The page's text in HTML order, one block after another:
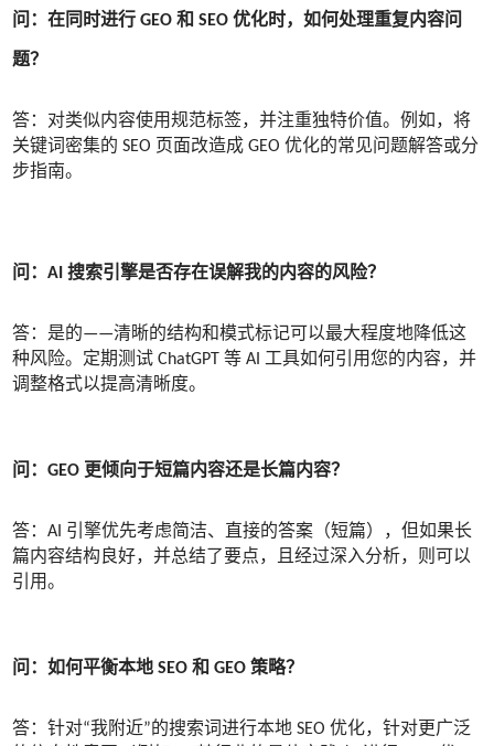
问：在同时进行 GEO 和 SEO 优化时，如何处理重复内容问
题？
答：对类似内容使用规范标签，并注重独特价值。例如，将
关键词密集的 SEO 页面改造成 GEO 优化的常见问题解答或分
步指南。
问：AI 搜索引擎是否存在误解我的内容的风险？
答：是的——清晰的结构和模式标记可以最大程度地降低这
种风险。定期测试 ChatGPT 等 AI 工具如何引用您的内容，并
调整格式以提高清晰度。
问：GEO 更倾向于短篇内容还是长篇内容？
答：AI 引擎优先考虑简洁、直接的答案（短篇），但如果长
篇内容结构良好，并总结了要点，且经过深入分析，则可以
引用。
问：如何平衡本地 SEO 和 GEO 策略？
答：针对“我附近”的搜索词进行本地 SEO 优化，针对更广泛